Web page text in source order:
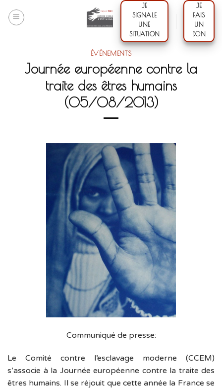
JE
SIGNALE
UNE
SITUATION
JE
FAIS
UN
DON
ÉVÉNEMENTS
Journée européenne contre la
traite des êtres humains
(05/08/2013)
Communiqué de presse:
Le Comité contre l’esclavage moderne (CCEM)
s’associe à la Journée européenne contre la traite des
êtres humains. Il se réjouit que cette année la France se